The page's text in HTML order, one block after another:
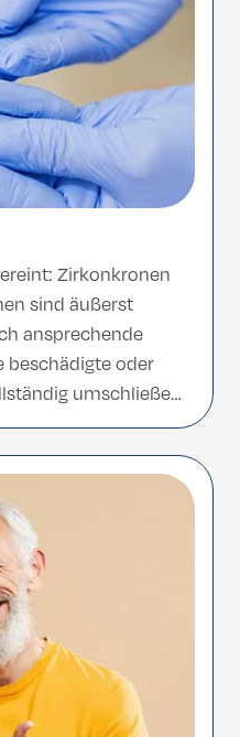
Zirkonkronen
sind äußerst
ansprechende
beschädigte oder
umschließen
hervorragenden
Aussehens
Lösung zur
und Ästhetik. Die
Zielen für
[…]